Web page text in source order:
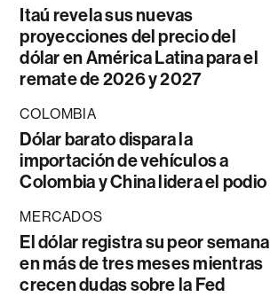
Itaú revela sus nuevas
proyecciones del precio del
dólar en América Latina para el
remate de 2026 y 2027
COLOMBIA
Dólar barato dispara la
importación de vehículos a
Colombia y China lidera el podio
MERCADOS
El dólar registra su peor semana
en más de tres meses mientras
crecen dudas sobre la Fed